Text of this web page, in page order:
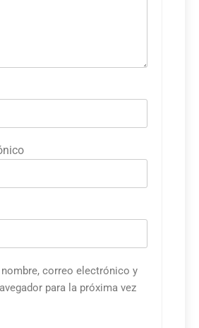
nombre, correo electrónico y
para la próxima vez